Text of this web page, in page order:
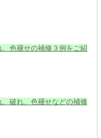
、色褪せの補修３例をご紹
、破れ、色褪せなどの補修